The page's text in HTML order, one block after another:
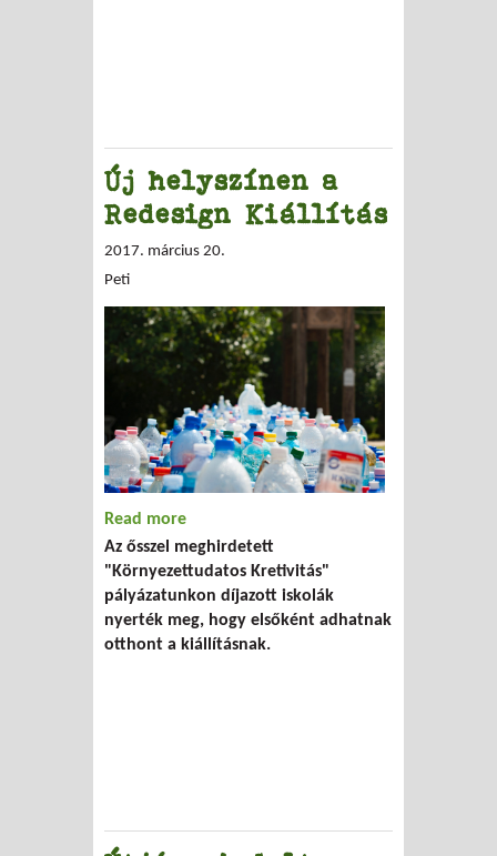
Új helyszínen a
Redesign Kiállítás
2017. március 20.
Peti
Read more
Az ősszel meghirdetett
"Környezettudatos Kretivitás"
pályázatunkon díjazott iskolák
nyerték meg, hogy elsőként adhatnak
otthont a kiállításnak.